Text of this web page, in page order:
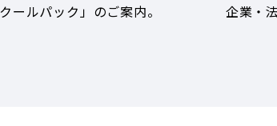
ールパック」のご案内。
企業・